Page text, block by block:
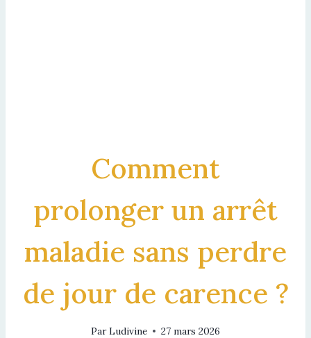
Comment
prolonger un arrêt
maladie sans perdre
de jour de carence ?
ParLudivine 27 mars 2026